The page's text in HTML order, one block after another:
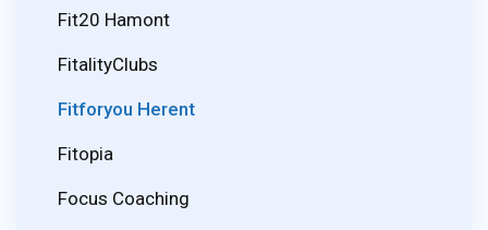
Fit20 Hamont
FitalityClubs
Fitforyou Herent
Fitopia
Focus Coaching